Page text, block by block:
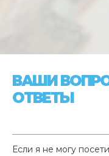
ВАШИ
ОТВЕТЫ
Если я не могу